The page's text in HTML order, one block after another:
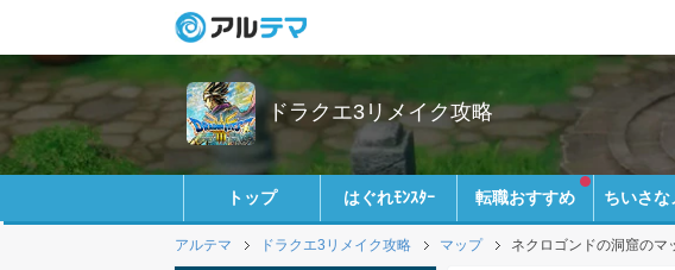
ドラクエ3リメイク攻略
トップ はぐれﾓﾝｽﾀｰ 転職おすすめ ちいさな
アルテマ ドラクエ3リメイク攻略 マップ ネクロゴンドの洞窟のマ